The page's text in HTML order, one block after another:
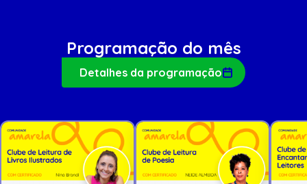
Programação do mês
Detalhes da programação